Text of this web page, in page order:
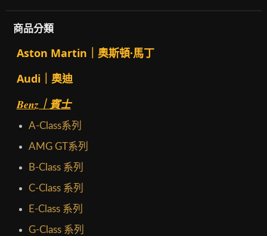
商品分類
Aston Martin｜奧斯頓·馬丁
Audi｜奧迪
Benz｜賓士
A-Class系列
AMG GT系列
B-Class 系列
C-Class 系列
E-Class 系列
G-Class 系列